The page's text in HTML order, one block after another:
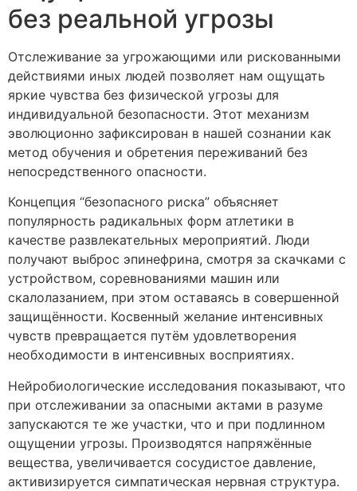
без реальной угрозы
Отслеживание за угрожающими или рискованными
действиями иных людей позволяет нам ощущать
яркие чувства без физической угрозы для
индивидуальной безопасности. Этот механизм
эволюционно зафиксирован в нашей сознании как
метод обучения и обретения переживаний без
непосредственного опасности.
Концепция “безопасного риска” объясняет
популярность радикальных форм атлетики в
качестве развлекательных мероприятий. Люди
получают выброс эпинефрина, смотря за скачками с
устройством, соревнованиями машин или
скалолазанием, при этом оставаясь в совершенной
защищённости. Косвенный желание интенсивных
чувств превращается путём удовлетворения
необходимости в интенсивных восприятиях.
Нейробиологические исследования показывают, что
при отслеживании за опасными актами в разуме
запускаются те же участки, что и при подлинном
ощущении угрозы. Производятся напряжённые
вещества, увеличивается сосудистое давление,
активизируется симпатическая нервная структура.